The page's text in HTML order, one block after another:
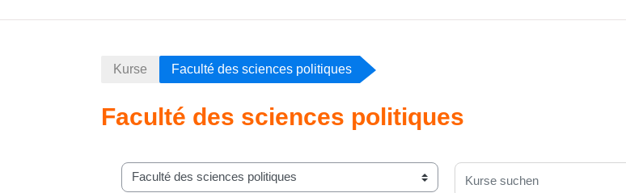
Kurse Faculté des sciences politiques
Faculté des sciences politiques
Kursbereiche
Kurse suchen